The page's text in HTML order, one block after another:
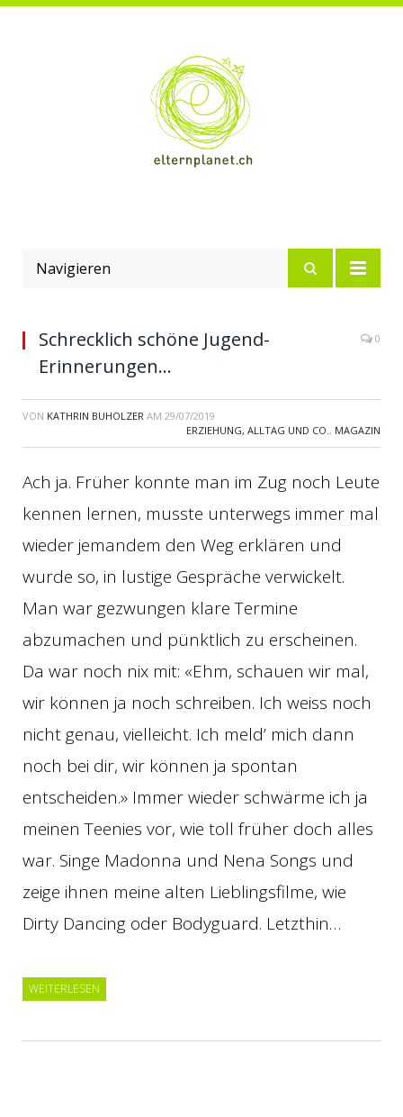
Navigieren
Schrecklich schöne Jugend-
Erinnerungen…
0
VON KATHRIN BUHOLZER AM 29/07/2019
ERZIEHUNG, ALLTAG UND CO., MAGAZIN
Ach ja. Früher konnte man im Zug noch Leute
kennen lernen, musste unterwegs immer mal
wieder jemandem den Weg erklären und
wurde so, in lustige Gespräche verwickelt.
Man war gezwungen klare Termine
abzumachen und pünktlich zu erscheinen.
Da war noch nix mit: «Ehm, schauen wir mal,
wir können ja noch schreiben. Ich weiss noch
nicht genau, vielleicht. Ich meld’ mich dann
noch bei dir, wir können ja spontan
entscheiden.» Immer wieder schwärme ich ja
meinen Teenies vor, wie toll früher doch alles
war. Singe Madonna und Nena Songs und
zeige ihnen meine alten Lieblingsfilme, wie
Dirty Dancing oder Bodyguard. Letzthin…
WEITERLESEN